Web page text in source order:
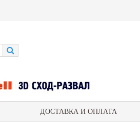
ДОСТАВКА И ОПЛАТА